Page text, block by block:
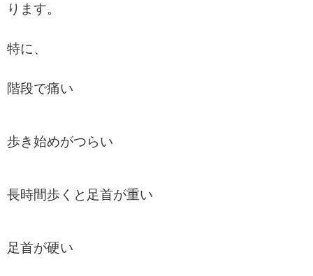
ります。
特に、
階段で痛い
歩き始めがつらい
長時間歩くと足首が重い
足首が硬い